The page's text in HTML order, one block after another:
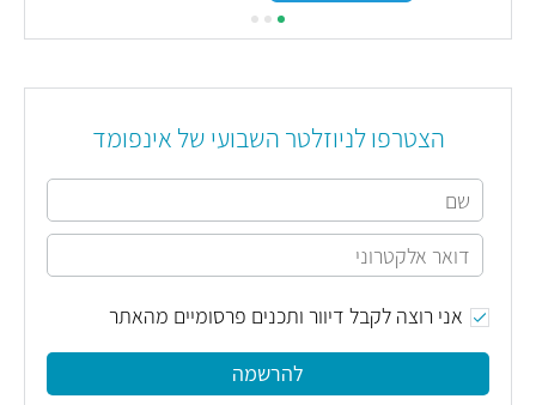
הצטרפו לניוזלטר השבועי של אינפומד
אני רוצה לקבל דיוור ותכנים פרסומיים מהאתר
להרשמה